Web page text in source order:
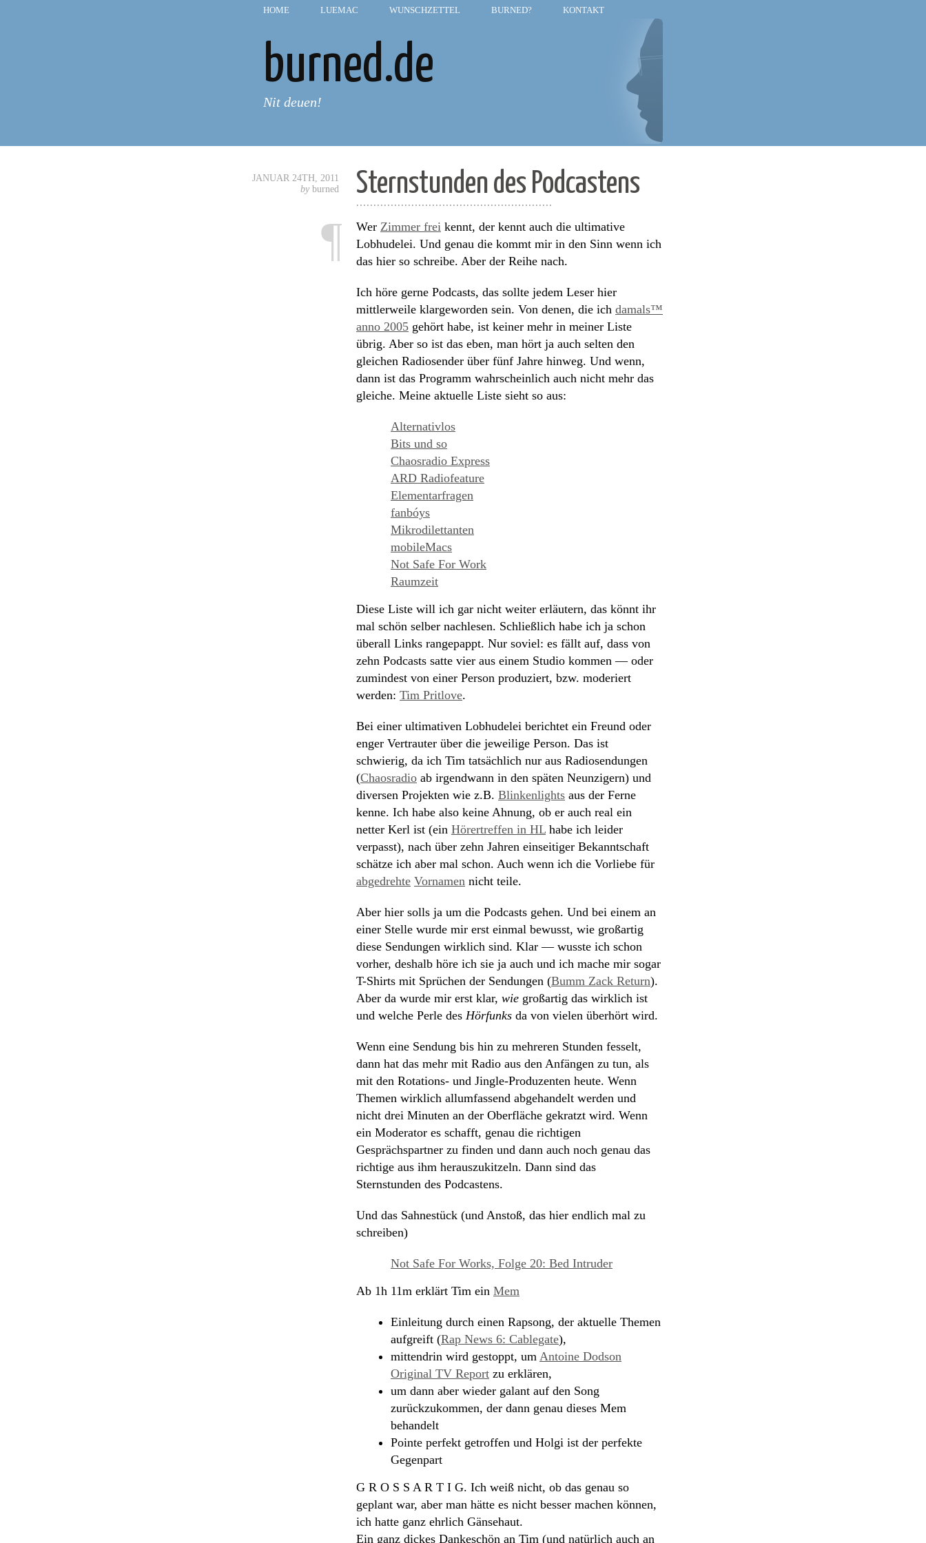
HOME LUEMAC WUNSCHZETTEL BURNED? KONTAKT
burned.de
Nit deuen!
JANUAR 24TH, 2011
by burned Sternstunden des Podcastens
.........................................................
¶ Wer Zimmer frei kennt, der kennt auch die ultimative
Lobhudelei. Und genau die kommt mir in den Sinn wenn ich
das hier so schreibe. Aber der Reihe nach.
Ich höre gerne Podcasts, das sollte jedem Leser hier
mittlerweile klargeworden sein. Von denen, die ich damals™
anno 2005 gehört habe, ist keiner mehr in meiner Liste
übrig. Aber so ist das eben, man hört ja auch selten den
gleichen Radiosender über fünf Jahre hinweg. Und wenn,
dann ist das Programm wahrscheinlich auch nicht mehr das
gleiche. Meine aktuelle Liste sieht so aus:
Alternativlos
Bits und so
Chaosradio Express
ARD Radiofeature
Elementarfragen
fanbóys
Mikrodilettanten
mobileMacs
Not Safe For Work
Raumzeit
Diese Liste will ich gar nicht weiter erläutern, das könnt ihr
mal schön selber nachlesen. Schließlich habe ich ja schon
überall Links rangepappt. Nur soviel: es fällt auf, dass von
zehn Podcasts satte vier aus einem Studio kommen — oder
zumindest von einer Person produziert, bzw. moderiert
werden: Tim Pritlove.
Bei einer ultimativen Lobhudelei berichtet ein Freund oder
enger Vertrauter über die jeweilige Person. Das ist
schwierig, da ich Tim tatsächlich nur aus Radiosendungen
(Chaosradio ab irgendwann in den späten Neunzigern) und
diversen Projekten wie z.B. Blinkenlights aus der Ferne
kenne. Ich habe also keine Ahnung, ob er auch real ein
netter Kerl ist (ein Hörertreffen in HL habe ich leider
verpasst), nach über zehn Jahren einseitiger Bekanntschaft
schätze ich aber mal schon. Auch wenn ich die Vorliebe für
abgedrehte Vornamen nicht teile.
Aber hier solls ja um die Podcasts gehen. Und bei einem an
einer Stelle wurde mir erst einmal bewusst, wie großartig
diese Sendungen wirklich sind. Klar — wusste ich schon
vorher, deshalb höre ich sie ja auch und ich mache mir sogar
T-Shirts mit Sprüchen der Sendungen (Bumm Zack Return).
Aber da wurde mir erst klar, wie großartig das wirklich ist
und welche Perle des Hörfunks da von vielen überhört wird.
Wenn eine Sendung bis hin zu mehreren Stunden fesselt,
dann hat das mehr mit Radio aus den Anfängen zu tun, als
mit den Rotations- und Jingle-Produzenten heute. Wenn
Themen wirklich allumfassend abgehandelt werden und
nicht drei Minuten an der Oberfläche gekratzt wird. Wenn
ein Moderator es schafft, genau die richtigen
Gesprächspartner zu finden und dann auch noch genau das
richtige aus ihm herauszukitzeln. Dann sind das
Sternstunden des Podcastens.
Und das Sahnestück (und Anstoß, das hier endlich mal zu
schreiben)
Not Safe For Works, Folge 20: Bed Intruder
Ab 1h 11m erklärt Tim ein Mem
Einleitung durch einen Rapsong, der aktuelle Themen
aufgreift (Rap News 6: Cablegate),
mittendrin wird gestoppt, um Antoine Dodson
Original TV Report zu erklären,
um dann aber wieder galant auf den Song
zurückzukommen, der dann genau dieses Mem
behandelt
Pointe perfekt getroffen und Holgi ist der perfekte
Gegenpart
G R O S S A R T I G. Ich weiß nicht, ob das genau so
geplant war, aber man hätte es nicht besser machen können,
ich hatte ganz ehrlich Gänsehaut.
Ein ganz dickes Dankeschön an Tim (und natürlich auch an